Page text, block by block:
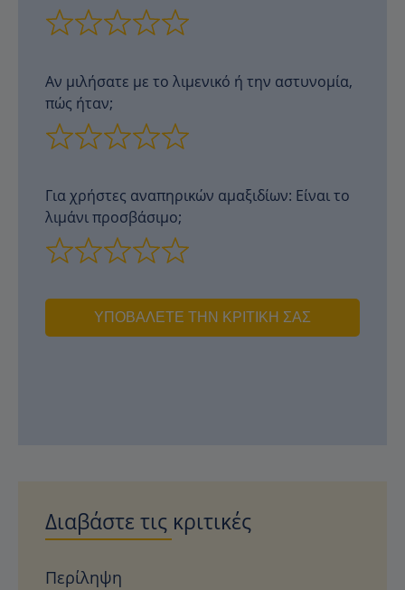
Αν μιλήσατε με το λιμενικό ή την αστυνομία,
πώς ήταν;
Για χρήστες αναπηρικών αμαξιδίων: Είναι το
λιμάνι προσβάσιμο;
ΥΠΟΒΆΛΕΤΕ ΤΗΝ ΚΡΙΤΙΚΉ ΣΑΣ
Διαβάστε τις κριτικές
Περίληψη